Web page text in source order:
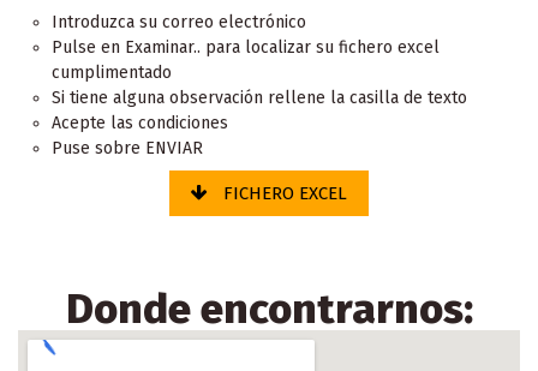
Introduzca su correo electrónico
Pulse en Examinar.. para localizar su fichero excel
cumplimentado
Si tiene alguna observación rellene la casilla de texto
Acepte las condiciones
Puse sobre ENVIAR
FICHERO EXCEL
Donde encontrarnos: